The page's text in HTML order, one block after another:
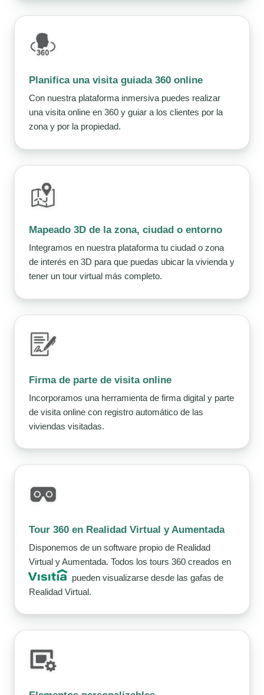
Planifica una visita guiada 360 online
Con nuestra plataforma inmersiva puedes realizar
una visita online en 360 y guiar a los clientes por la
zona y por la propiedad.
Mapeado 3D de la zona, ciudad o entorno
Integramos en nuestra plataforma tu ciudad o zona
de interés en 3D para que puedas ubicar la vivienda y
tener un tour virtual más completo.
Firma de parte de visita online
Incorporamos una herramienta de firma digital y parte
de visita online con registro automático de las
viviendas visitadas.
Tour 360 en Realidad Virtual y Aumentada
Disponemos de un software propio de Realidad
Virtual y Aumentada. Todos los tours 360 creados en
pueden visualizarse desde las gafas de
Realidad Virtual.